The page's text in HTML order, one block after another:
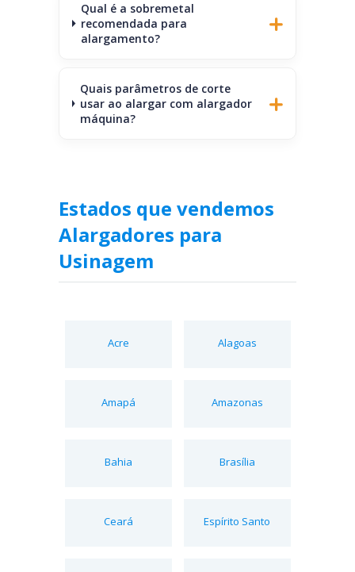
Qual é a sobremetal
recomendada para
alargamento?
Quais parâmetros de corte
usar ao alargar com alargador
máquina?
Estados que vendemos
Alargadores para
Usinagem
Acre Alagoas
Amapá Amazonas
Bahia Brasília
Ceará Espírito Santo